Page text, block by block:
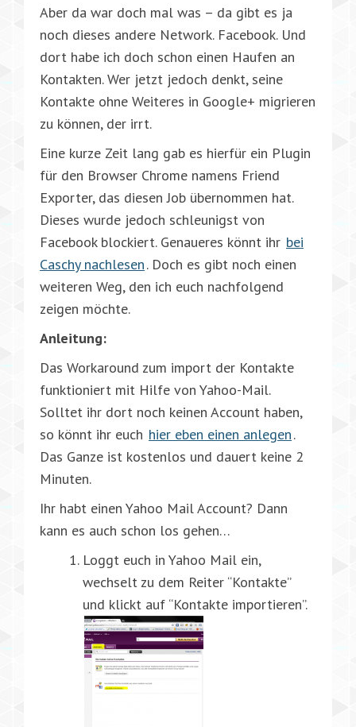
Aber da war doch mal was – da gibt es ja
noch dieses andere Network. Facebook. Und
dort habe ich doch schon einen Haufen an
Kontakten. Wer jetzt jedoch denkt, seine
Kontakte ohne Weiteres in Google+ migrieren
zu können, der irrt.
Eine kurze Zeit lang gab es hierfür ein Plugin
für den Browser Chrome namens Friend
Exporter, das diesen Job übernommen hat.
Dieses wurde jedoch schleunigst von
Facebook blockiert. Genaueres könnt ihr bei
Caschy nachlesen. Doch es gibt noch einen
weiteren Weg, den ich euch nachfolgend
zeigen möchte.
Anleitung:
Das Workaround zum import der Kontakte
funktioniert mit Hilfe von Yahoo-Mail.
Solltet ihr dort noch keinen Account haben,
so könnt ihr euch hier eben einen anlegen.
Das Ganze ist kostenlos und dauert keine 2
Minuten.
Ihr habt einen Yahoo Mail Account? Dann
kann es auch schon los gehen…
Loggt euch in Yahoo Mail ein,
wechselt zu dem Reiter “Kontakte”
und klickt auf “Kontakte importieren”.